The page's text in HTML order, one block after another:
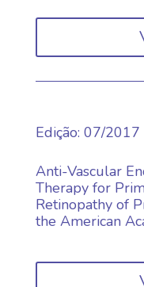
Edição: 07/2017
Anti-Vascular
Therapy for
Retinopathy of
the American